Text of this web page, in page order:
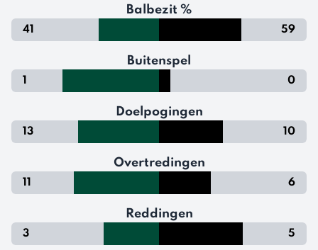
Balbezit %
41 59
Buitenspel
1 0
Doelpogingen
13 10
Overtredingen
11 6
Reddingen
3 5